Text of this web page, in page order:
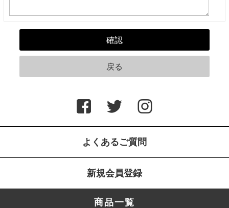
よくあるご質問
新規会員登録
商品一覧